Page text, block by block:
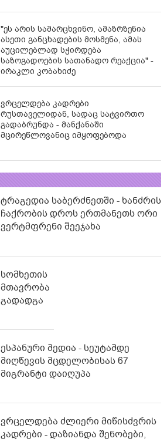
"ეს არის სამარცხვინო, ამაზრზენია
ასეთი განცხადების მოსმენა, ამას
აუცილებლად სჭირდება
საზოგადოების სათანადო რეაქცია" -
ირაკლი კობახიძე
ვრცელდება კადრები
რუსთაველიდან, სადაც სატვირთო
გადაბრუნდა - მანქანაში
მცირეწლოვანიც იმყოფებოდა
ტრაგედია საბერძნეთში - ხანძრის
ჩაქრობის დროს ერთმანეთს ორი
ვერტმფრენი შეეჯახა
სომხეთის
მთავრობა
გადადგა
ესპანური მედია - სეუტამდე
მიღწევის მცდელობისას 67
მიგრანტი დაიღუპა
ვრცელდება ძლიერი მიწისძვრის
კადრები - დაზიანდა შენობები,